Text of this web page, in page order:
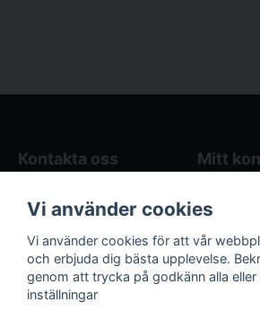
Kontakta oss
Butikens öppettider
Kontakta oss
Mitt
Registrera
Följ oss på sociala
medier!
Våra
Vi använder cookies
Vi använder cookies för att vår
och erbjuda dig bästa upplevelse.
genom att trycka på godkänn alla eller
inställningar